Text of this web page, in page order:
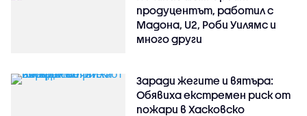
продуцентът, работил с
Мадона, U2, Роби Уилямс и
много други
Заради жегите и вятъра:
Обявиха екстремен риск от
пожари в Хасковско